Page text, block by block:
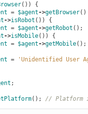
())
{
= $agent->getBrowser()
->isRobot ())
{
= $agent->getRobot ();
->isMobile())
{
= $agent->getMobile();
= 'Unidentified User
;
(); // Platform